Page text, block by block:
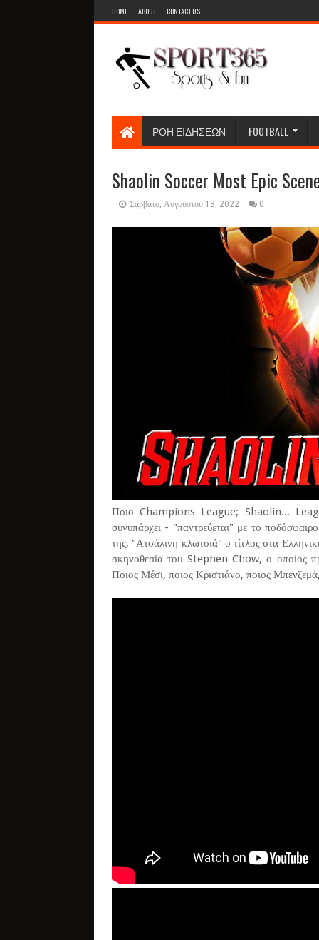
HOME ABOUT CONTACT US
ΡΟΗ ΕΙΔΗΣΕΩΝ FOOTBALL
Shaolin Soccer Most Epic
Σάββατο, Αυγούστου 13, 2022 0
Ποιο Champions League; Shaolin...
συνυπάρχει - "παντρεύεται" με το
της, "Ατσάλινη κλωτσιά" ο τίτλος στα
σκηνοθεσία του Stephen Chow, ο οποίος
Ποιος Μέσι, ποιος Κριστιάνο, ποιος